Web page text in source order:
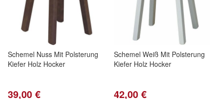
Schemel Nuss Mit Polsterung
Kiefer Holz Hocker
39,00 €
Schemel Weiß Mit Polsterung
Kiefer Holz Hocker
42,00 €